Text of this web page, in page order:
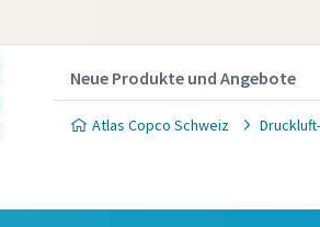
Neue Produkte und Angebote
Atlas Copco Schweiz